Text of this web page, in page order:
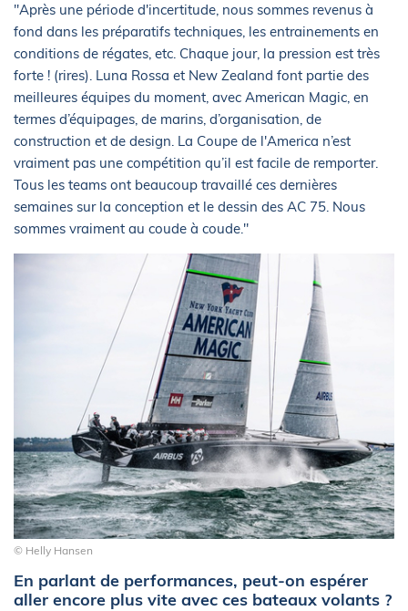
''Après une période d'incertitude, nous sommes revenus à
fond dans les préparatifs techniques, les entrainements en
conditions de régates, etc. Chaque jour, la pression est très
forte ! (rires). Luna Rossa et New Zealand font partie des
meilleures équipes du moment, avec American Magic, en
termes d’équipages, de marins, d’organisation, de
construction et de design. La Coupe de l'America n’est
vraiment pas une compétition qu’il est facile de remporter.
Tous les teams ont beaucoup travaillé ces dernières
semaines sur la conception et le dessin des AC 75. Nous
sommes vraiment au coude à coude."
© Helly Hansen
En parlant de performances, peut-on espérer
aller encore plus vite avec ces bateaux volants ?